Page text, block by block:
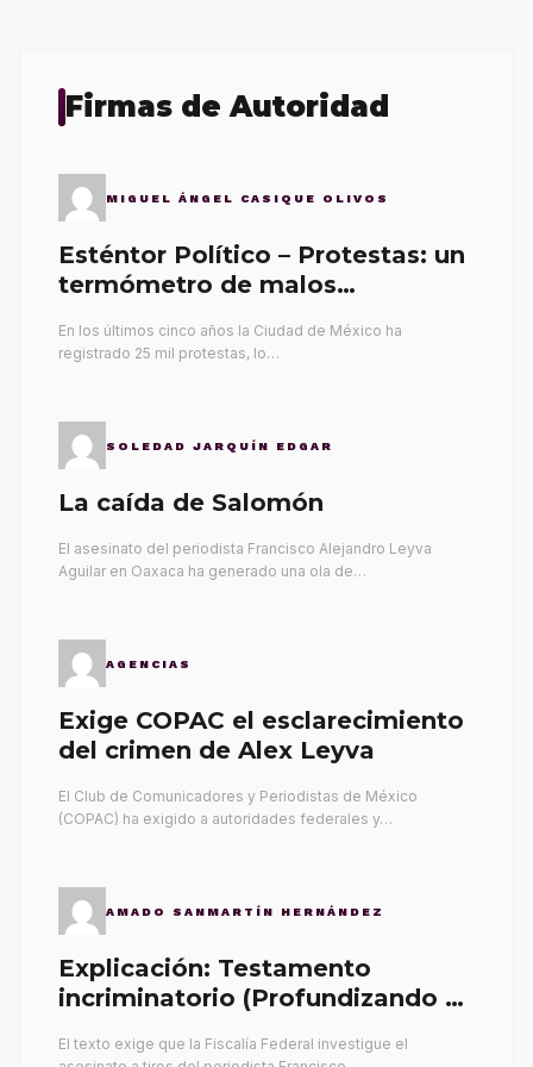
Firmas de Autoridad
MIGUEL ÁNGEL CASIQUE OLIVOS
Esténtor Político – Protestas: un
termómetro de malos
En los últimos cinco años la Ciudad de México ha
registrado 25 mil protestas, lo…
SOLEDAD JARQUÍN EDGAR
La caída de Salomón
El asesinato del periodista Francisco Alejandro Leyva
Aguilar en Oaxaca ha generado una ola de…
AGENCIAS
Exige COPAC el esclarecimiento
del crimen de Alex Leyva
El Club de Comunicadores y Periodistas de México
(COPAC) ha exigido a autoridades federales y…
AMADO SANMARTÍN HERNÁNDEZ
Explicación: Testamento
incriminatorio (Profundizando su
El texto exige que la Fiscalía Federal investigue el